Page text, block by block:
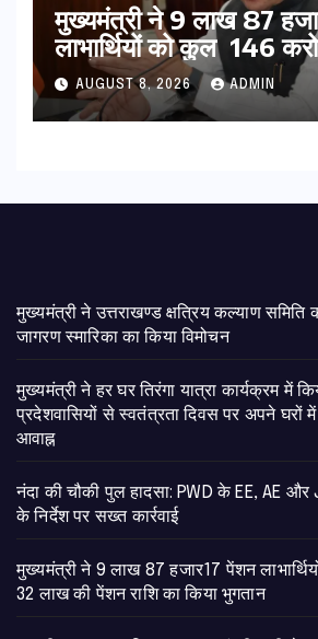
मुख्यमंत्री ने 9 लाख 87
लाभार्थियों को कुल 146
की पेंशन राशि का किया भुगतान
AUGUST 8, 2026 ADMIN
मुख्यमंत्री ने उत्तराखण्ड क्षत्रिय कल्याण समिति
जागरण स्मारिका का किया विमोचन
मुख्यमंत्री ने हर घर तिरंगा यात्रा कार्यक्रम में
प्रदेशवासियों से स्वतंत्रता दिवस पर अपने घरों में
आवाह्न
नंदा की चौकी पुल हादसा: PWD के EE, AE और
के निर्देश पर सख्त कार्रवाई
मुख्यमंत्री ने 9 लाख 87 हजार17 पेंशन
32 लाख की पेंशन राशि का किया भुगतान